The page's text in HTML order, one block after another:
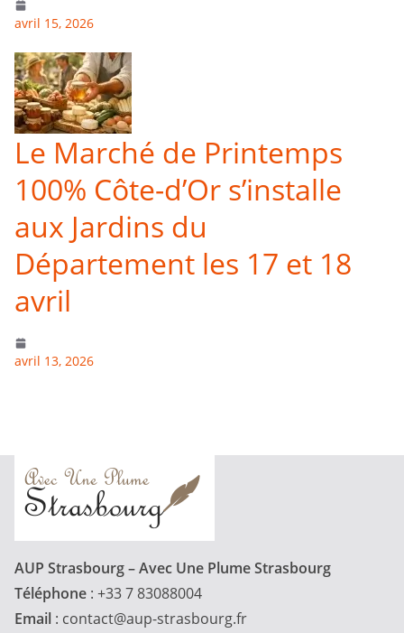
avril 15, 2026
Le Marché de Printemps
100% Côte-d’Or s’installe
aux Jardins du
Département les 17 et 18
avril
avril 13, 2026
AUP Strasbourg – Avec Une Plume Strasbourg
Téléphone : +33 7 83088004
Email : contact@aup-strasbourg.fr